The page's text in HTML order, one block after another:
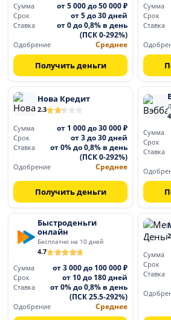
Сумма
от 5 000 до 50 000 ₽
Срок от 5 до 30 дней
Ставка
от 0 до 0,8% в день
(ПСК 0-292%)
Одобрение Среднее
Получить деньги
Сумма
Срок
Ставка
Нова Кредит
2.3
Сумма от 1 000 до 30 000 ₽
Срок от 3 до 30 дней
Ставка
от 0% до 0,8% в день
(ПСК 0-292%)
Одобрение Среднее
Получить деньги
Сумма
Срок
Ставка
Быстроденьги
онлайн
Бесплатно на 10 дней
4.7
Сумма
от 3 000 до 100 000 ₽
Срок от 10 до 180 дней
Ставка
от 0% до 0,8% в день
(ПСК 25.5-292%)
Одобрение Среднее
Сумма
Срок
Ставка